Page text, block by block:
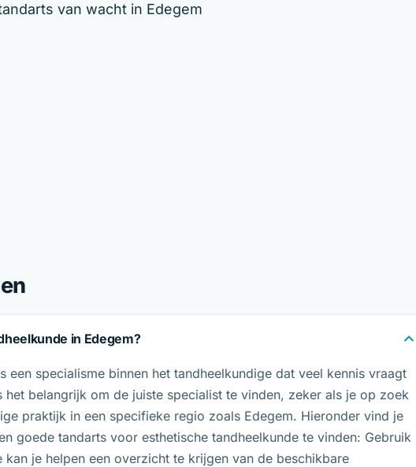
van wacht in Edegem
in Edegem?
een specialisme binnen het tandheelkundige dat veel kennis vraagt
het belangrijk om de juiste specialist te vinden, zeker als je op zoek
praktijk in een specifieke regio zoals Edegem. Hieronder vind je
goede tandarts voor esthetische tandheelkunde te vinden: Gebruik
je helpen een overzicht te krijgen van de beschikbare